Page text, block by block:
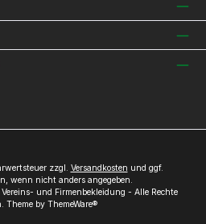
zzgl. Versandkosten und ggf.
wenn nicht anders angegeben.
und Firmenbekleidung - Alle Rechte
Theme by ThemeWare®